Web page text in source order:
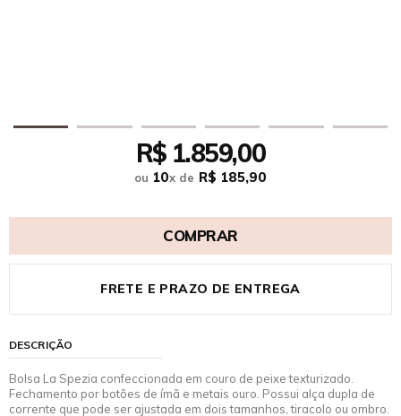
R$ 1.859,00
ou 10x de R$ 185,90
COMPRAR
FRETE E PRAZO DE ENTREGA
DESCRIÇÃO
Bolsa La Spezia confeccionada em couro de peixe texturizado.
Fechamento por botões de ímã e metais ouro. Possui alça dupla de
corrente que pode ser ajustada em dois tamanhos, tiracolo ou ombro.